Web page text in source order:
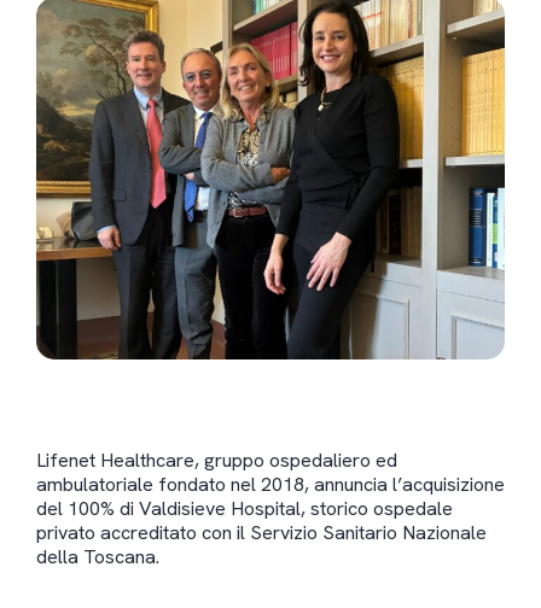
Lifenet Healthcare, gruppo ospedaliero ed
ambulatoriale fondato nel 2018, annuncia l’acquisizione
del 100% di Valdisieve Hospital, storico ospedale
privato accreditato con il Servizio Sanitario Nazionale
della Toscana.